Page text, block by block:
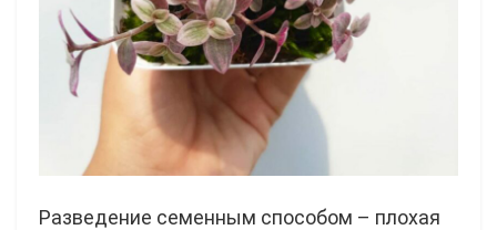
Разведение семенным способом – плохая